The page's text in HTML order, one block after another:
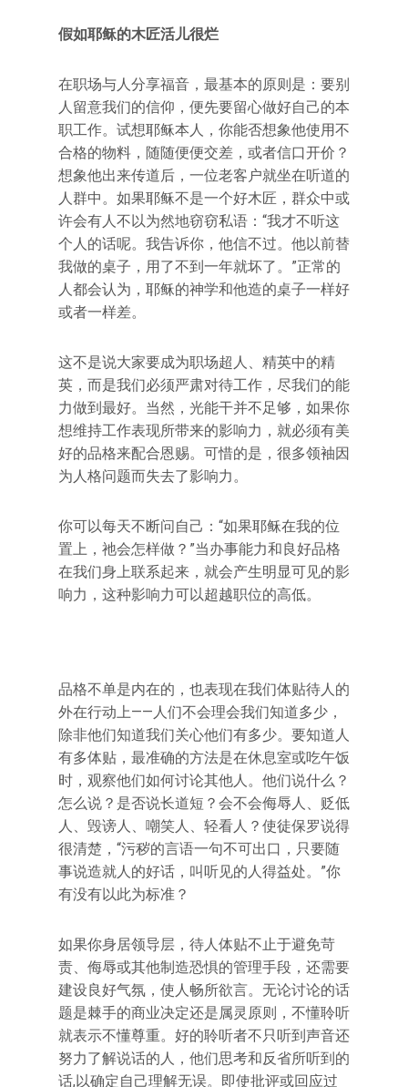
假如耶稣的木匠活儿很烂
在职场与人分享福音，最基本的原则是：要别
人留意我们的信仰，便先要留心做好自己的本
职工作。试想耶稣本人，你能否想象他使用不
合格的物料，随随便便交差，或者信口开价？
想象他出来传道后，一位老客户就坐在听道的
人群中。如果耶稣不是一个好木匠，群众中或
许会有人不以为然地窃窃私语：“我才不听这
个人的话呢。我告诉你，他信不过。他以前替
我做的桌子，用了不到一年就坏了。”正常的
人都会认为，耶稣的神学和他造的桌子一样好
或者一样差。
这不是说大家要成为职场超人、精英中的精
英，而是我们必须严肃对待工作，尽我们的能
力做到最好。当然，光能干并不足够，如果你
想维持工作表现所带来的影响力，就必须有美
好的品格来配合恩赐。可惜的是，很多领袖因
为人格问题而失去了影响力。
你可以每天不断问自己：“如果耶稣在我的位
置上，祂会怎样做？”当办事能力和良好品格
在我们身上联系起来，就会产生明显可见的影
响力，这种影响力可以超越职位的高低。
品格不单是内在的，也表现在我们体贴待人的
外在行动上——人们不会理会我们知道多少，
除非他们知道我们关心他们有多少。要知道人
有多体贴，最准确的方法是在休息室或吃午饭
时，观察他们如何讨论其他人。他们说什么？
怎么说？是否说长道短？会不会侮辱人、贬低
人、毁谤人、嘲笑人、轻看人？使徒保罗说得
很清楚，“污秽的言语一句不可出口，只要随
事说造就人的好话，叫听见的人得益处。”你
有没有以此为标准？
如果你身居领导层，待人体贴不止于避免苛
责、侮辱或其他制造恐惧的管理手段，还需要
建设良好气氛，使人畅所欲言。无论讨论的话
题是棘手的商业决定还是属灵原则，不懂聆听
就表示不懂尊重。好的聆听者不只听到声音还
努力了解说话的人，他们思考和反省所听到的
话,以确定自己理解无误。即使批评或回应过